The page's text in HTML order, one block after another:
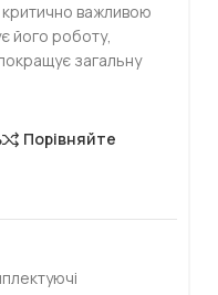
критично важливою
його роботу,
загальну
Порівняйте